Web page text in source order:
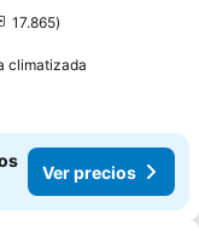
17.865
climatizada
Ver precios